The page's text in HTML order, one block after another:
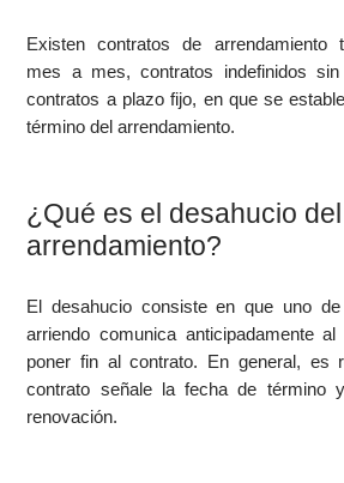
Existen contratos de arrendamiento
mes a mes, contratos indefinidos
contratos a plazo fijo, en que se
término del arrendamiento.
¿Qué es el desahucio
arrendamiento?
El desahucio consiste en que uno
arriendo comunica anticipadamente
poner fin al contrato. En general, es
contrato señale la fecha de término
renovación.